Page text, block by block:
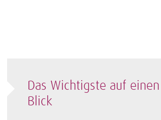
Das Wichtigste auf einen
Blick